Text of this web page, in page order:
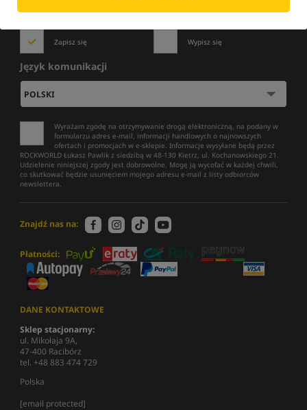
Zapisz się Wypisz się
Język komunikacji
Wyrażam zgodę na otrzymywanie drogą elektroniczną, na podany w
formularzu adres e-mail, informacji handlowych o najnowszych
ofertach i promocjach w e-sklepie. Informacje wysyłane będą przez
ROCKWORLD Łukasz Pawlik z siedzibą w 48-130 Kietrz, ul. Kochanowskiego 21.
Udzielenie niniejszej zgody jest dobrowolne. Mogę ją wycofać w każdej chwili,
co skutkować będzie usunięciem mojego adresu e-mail z listy odbiorców
newslettera.
Znajdź nas na:
Płatności:
DANE KONTAKTOWE
Sklep stacjonarny:
ul. Mikołaja 9A,
47-400 Racibórz
tel. +48 883 474 729
Polska
[email protected]